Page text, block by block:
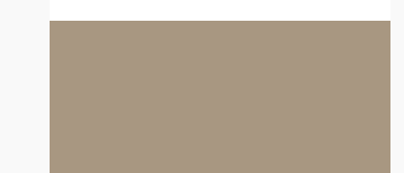
spomínať a zväžujeme repete budúci rok : ...